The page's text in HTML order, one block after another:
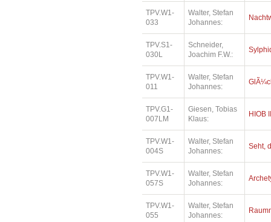
TPV.W1-
033
Walter, Stefan
Johannes:
TPV.S1-
030L
Schneider,
Joachim F.W.:
TPV.W1-
011
Walter, Stefan
Johannes:
TPV.G1-
007LM
Giesen, Tobias
Klaus:
HIOB II
TPV.W1-
004S
Walter, Stefan
Johannes:
Seht,
TPV.W1-
057S
Walter, Stefan
Johannes:
TPV.W1-
055
Walter, Stefan
Johannes: